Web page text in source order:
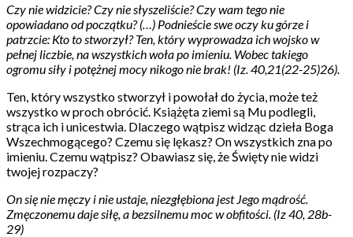
Czy nie widzicie? Czy nie słyszeliście? Czy wam tego nie
opowiadano od początku? (…) Podnieście swe oczy ku górze i
patrzcie: Kto to stworzył? Ten, który wyprowadza ich wojsko w
pełnej liczbie, na wszystkich woła po imieniu. Wobec takiego
ogromu siły i potężnej mocy nikogo nie brak! (Iz. 40,21(22-25)26).
Ten, który wszystko stworzył i powołał do życia, może też
wszystko w proch obrócić. Książęta ziemi są Mu podlegli,
strąca ich i unicestwia. Dlaczego wątpisz widząc dzieła Boga
Wszechmogącego? Czemu się lękasz? On wszystkich zna po
imieniu. Czemu wątpisz? Obawiasz się, że Święty nie widzi
twojej rozpaczy?
On się nie męczy i nie ustaje, niezgłębiona jest Jego mądrość.
Zmęczonemu daje siłę, a bezsilnemu moc w obfitości. (Iz 40, 28b-
29)